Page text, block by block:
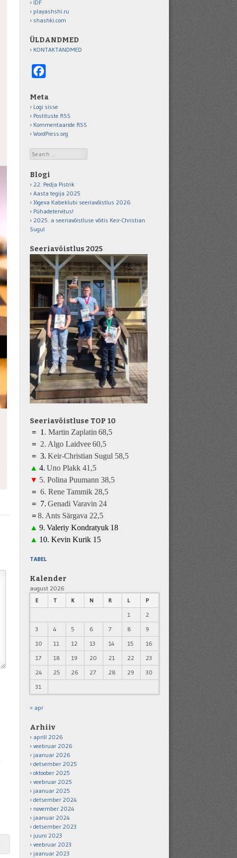
IDF
playashshi.ru
shashki.com
ÜLDANDMED
KONTAKTANDMED
Meta
Logi sisse
Postituste RSS
Kommentaaride RSS
WordPress.org
Search
Blogi
22. Pedja Pistrik
Aasta tegija 2025
Jõgeva Kabeklubi seeriavõistlus 2026
Pühadetervitus!
2025. a seeriavõistluse võitis Keir-Christian
Sugul
Seeriavõistlus 2025
Seeriavõistluse TOP 10
= 1 . Martin Zaplatin 68,5
= 2. Algo Laidvee60,5
= 3. Keir-Christian Sugul 58,5
▲ 4. Uno Plakk 41 ,5
▼ 5. Polina Puumann 38,5
= 6. Rene Tammik 28,5
= 7. Genadi Varavin 24
=8. Ants Särgava 22,5
▲ 9. Valeriy Kondratyuk 18
▲ 10. Kevin Kurik 1 5
TABEL
Kalender
august 2026
E
T K N R L
P
1
2
3
4 5 6 7 8
9
10
11 12 13 14 15
16
17
18 19 20 21 22
23
24
25 26 27 28 29
30
31
« apr
Arhiiv
aprill 2026
veebruar 2026
jaanuar 2026
detsember 2025
oktoober 2025
veebruar 2025
jaanuar 2025
detsember 2024
november 2024
jaanuar 2024
detsember 2023
juuni 2023
veebruar 2023
jaanuar 2023